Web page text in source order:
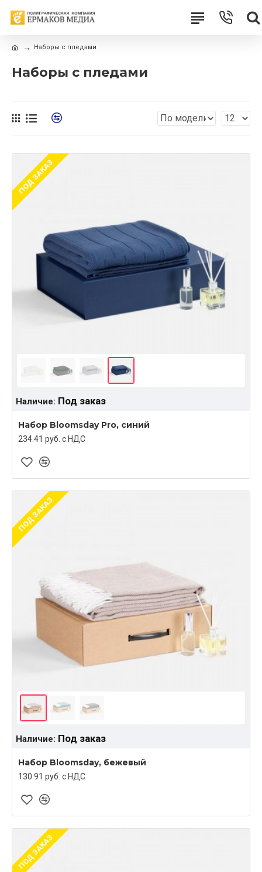
Наборы с пледами
Наборы с пледами
ПОД ЗАКАЗ
Наличие: Под заказ
Набор Bloomsday Pro, синий
234.41 руб. c НДС
ПОД ЗАКАЗ
Наличие: Под заказ
Набор Bloomsday, бежевый
130.91 руб. c НДС
ПОД ЗАКАЗ